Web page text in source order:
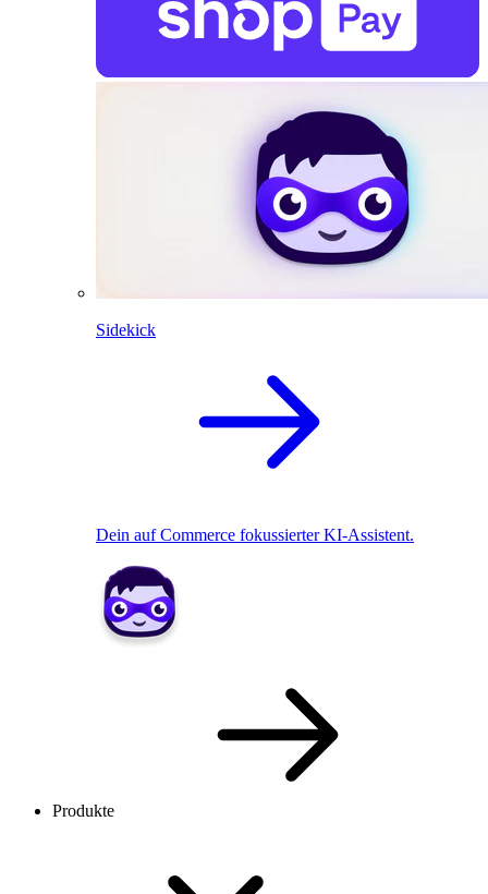
Sidekick
Dein auf Commerce fokussierter KI-Assistent.
Produkte